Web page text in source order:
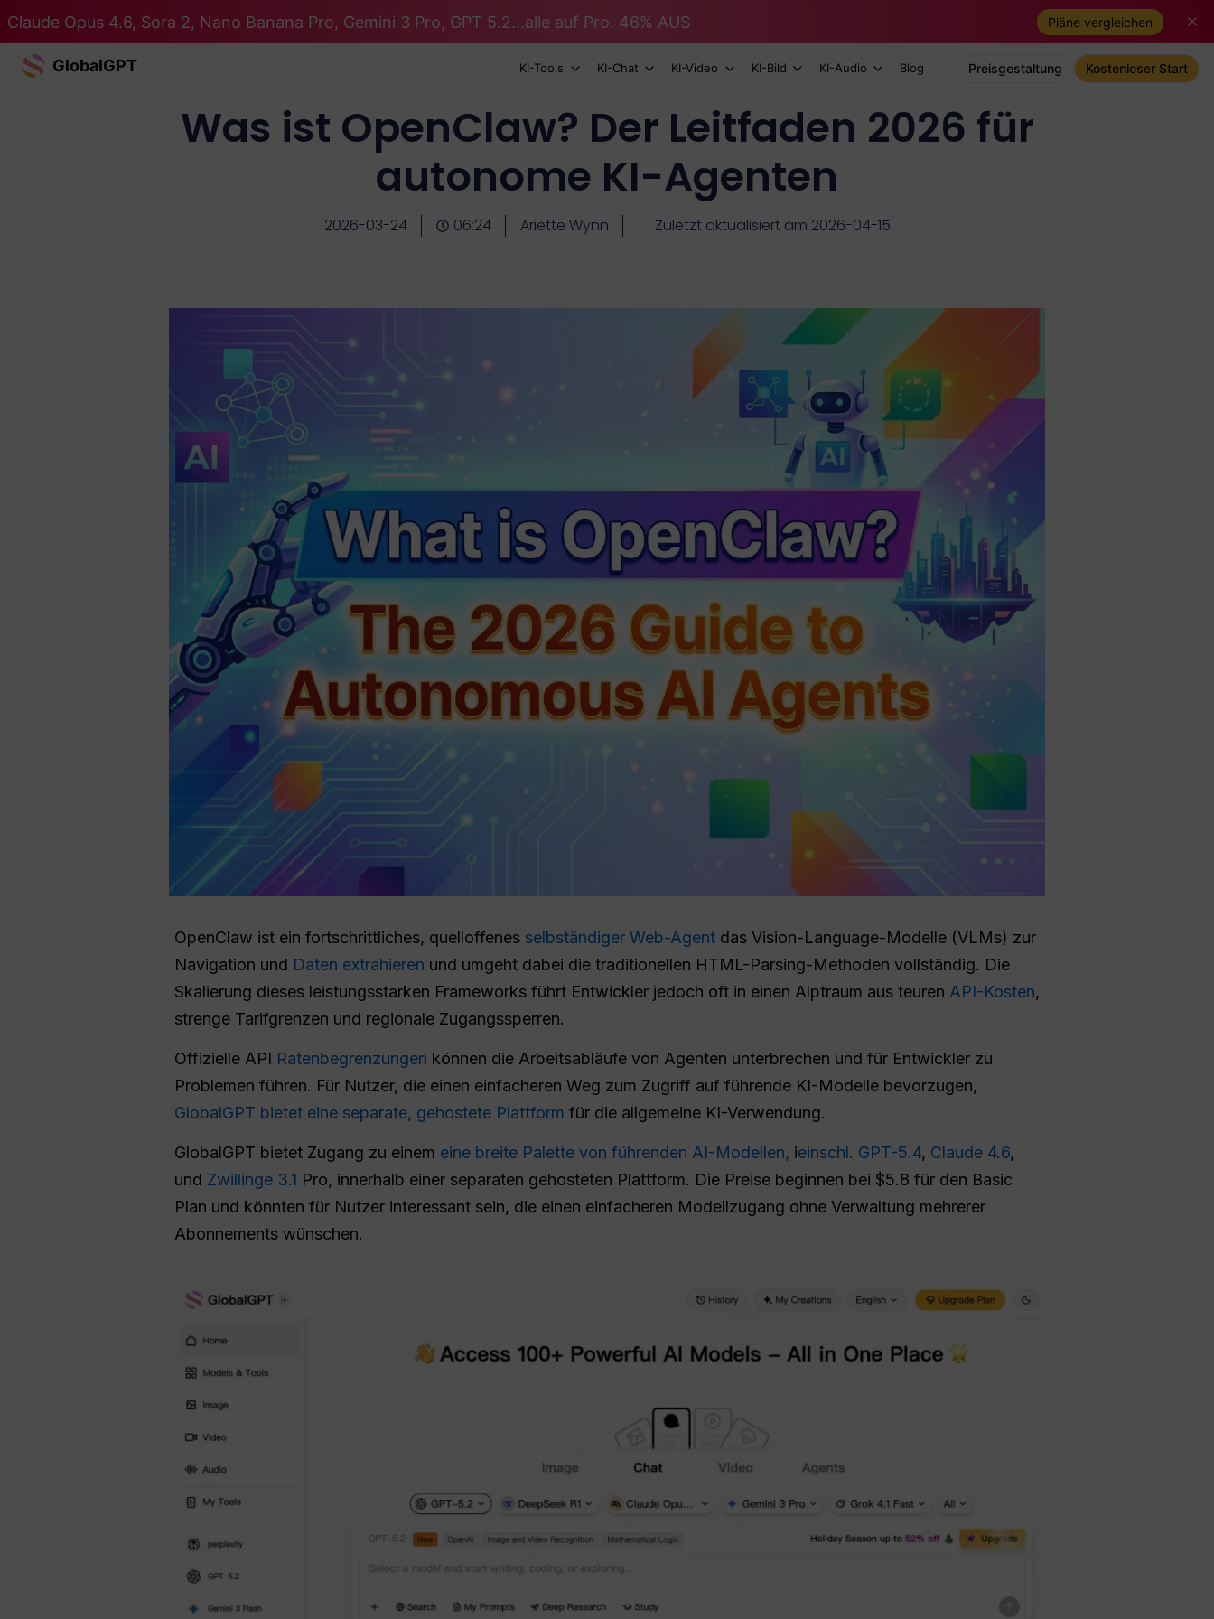
Claude Opus 4.6, Sora 2, Nano Banana Pro, Gemini 3 Pro, GPT 5.2...alle auf Pro. 46% AUS Pläne vergleichen
GlobalGPT KI-Tools KI-Chat KI-Video KI-Bild KI-Audio Blog Preisgestaltung Kostenloser Start
Was ist OpenClaw? Der Leitfaden 2026 für
autonome KI-Agenten
2026-03-24 06:24 Ariette Wynn Zuletzt aktualisiert am 2026-04-15
OpenClaw ist ein fortschrittliches, quelloffenes selbständiger Web-Agent das Vision-Language-Modelle (VLMs) zur
Navigation und Daten extrahieren und umgeht dabei die traditionellen HTML-Parsing-Methoden vollständig. Die
Skalierung dieses leistungsstarken Frameworks führt Entwickler jedoch oft in einen Alptraum aus teuren API-Kosten,
strenge Tarifgrenzen und regionale Zugangssperren.
Offizielle API Ratenbegrenzungen können die Arbeitsabläufe von Agenten unterbrechen und für Entwickler zu
Problemen führen. Für Nutzer, die einen einfacheren Weg zum Zugriff auf führende KI-Modelle bevorzugen,
GlobalGPT bietet eine separate, gehostete Plattform für die allgemeine KI-Verwendung.
GlobalGPT bietet Zugang zu einem eine breite Palette von führenden AI-Modellen, ieinschl. GPT-5.4, Claude 4.6,
und Zwillinge 3.1 Pro, innerhalb einer separaten gehosteten Plattform. Die Preise beginnen bei $5.8 für den Basic
Plan und könnten für Nutzer interessant sein, die einen einfacheren Modellzugang ohne Verwaltung mehrerer
Abonnements wünschen.